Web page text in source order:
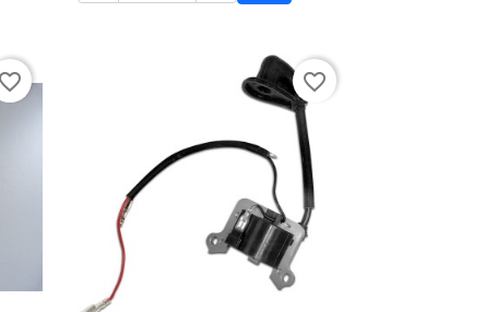
au panier Ajouter au panier
favorite_border favorite_border